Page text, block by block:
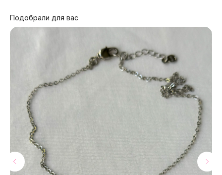
Подобрали для вас
МАГАЗИНЫ